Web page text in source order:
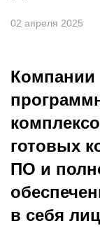
02 апреля 2025
Компании
готовых
ПО и
в себя